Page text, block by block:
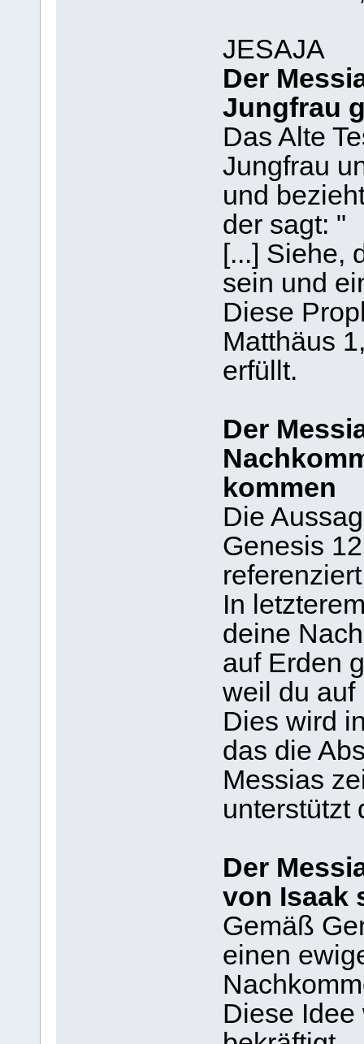
JESAJA
Der
Jungfrau
Das Alte
Jungfrau
und
der sagt: "
[...] Siehe,
sein und
Diese
Matthäus
erfüllt.
Der
kommen
Die
Genesis
In
deine
auf Erden
weil du auf
Dies wird
das die
Messias
unterstützt
Der
von Isaak
Gemäß
einen
Diese